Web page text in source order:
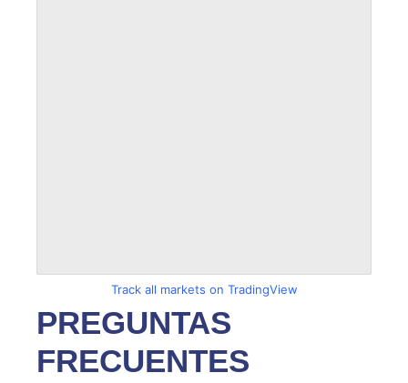
Track all markets on TradingView
PREGUNTAS
FRECUENTES